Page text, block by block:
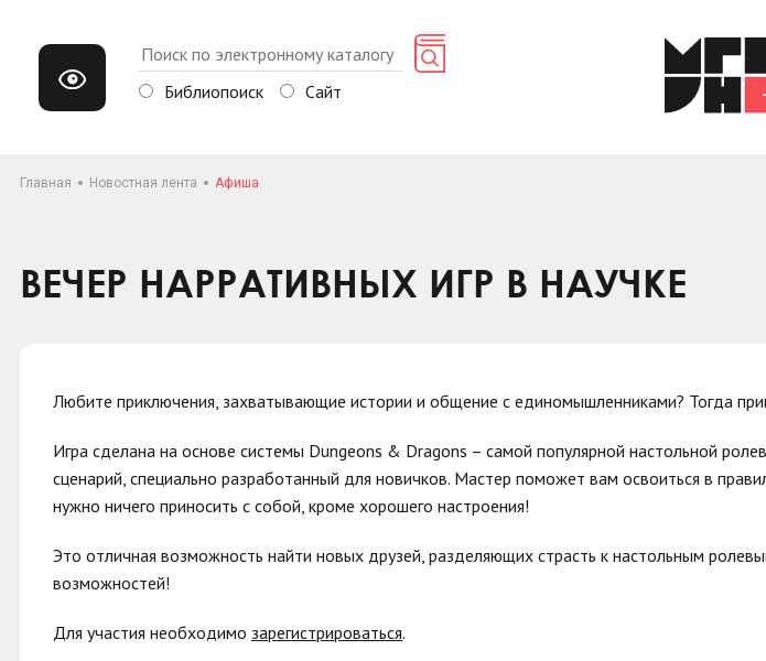
Библиопоиск Сайт
Главная Новостная лента Афиша
ВЕЧЕР НАРРАТИВНЫХ ИГР В НАУЧКЕ
Любите приключения, захватывающие истории и общение с единомышленниками? Тогда
Игра сделана на основе системы Dungeons & Dragons – самой популярной настольной
сценарий, специально разработанный для новичков. Мастер поможет вам освоиться в
нужно ничего приносить с собой, кроме хорошего настроения!
Это отличная возможность найти новых друзей, разделяющих страсть к настольным
возможностей!
Для участия необходимо зарегистрироваться.